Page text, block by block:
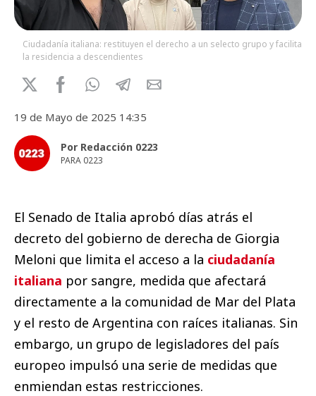
Ciudadanía italiana: restituyen el derecho a un selecto grupo y facilitan
la residencia a descendientes
19 de Mayo de 2025 14:35
Por Redacción 0223
PARA 0223
El Senado de Italia aprobó días atrás el
decreto del gobierno de derecha de Giorgia
Meloni que limita el acceso a la ciudadanía
italiana por sangre, medida que afectará
directamente a la comunidad de Mar del Plata
y el resto de Argentina con raíces italianas. Sin
embargo, un grupo de legisladores del país
europeo impulsó una serie de medidas que
enmiendan estas restricciones.